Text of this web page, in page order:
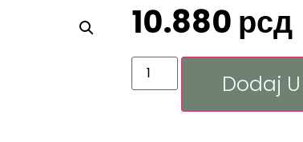
10.880 рсд
Dodaj